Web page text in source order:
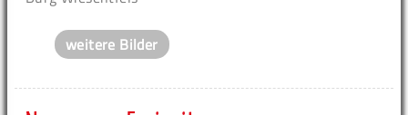
weitere Bilder